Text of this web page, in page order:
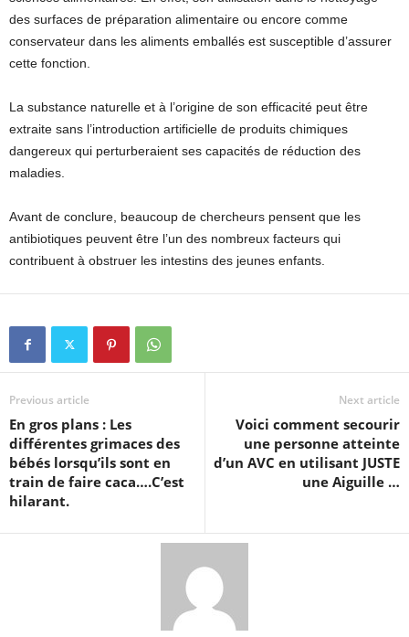
des surfaces de préparation alimentaire ou encore comme
conservateur dans les aliments emballés est susceptible d’assurer
cette fonction.
La substance naturelle et à l’origine de son efficacité peut être
extraite sans l’introduction artificielle de produits chimiques
dangereux qui perturberaient ses capacités de réduction des
maladies.
Avant de conclure, beaucoup de chercheurs pensent que les
antibiotiques peuvent être l’un des nombreux facteurs qui
contribuent à obstruer les intestins des jeunes enfants.
Previous article
En gros plans : Les
différentes grimaces des
bébés lorsqu’ils sont en
train de faire caca….C’est
hilarant.
Next article
Voici comment secourir
une personne atteinte
d’un AVC en utilisant JUSTE
une Aiguille …